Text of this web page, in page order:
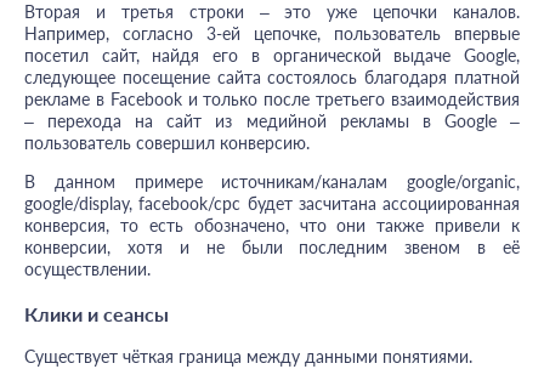
Вторая и третья строки – это уже цепочки каналов.
Например, согласно 3-ей цепочке, пользователь впервые
посетил сайт, найдя его в органической выдаче Google,
следующее посещение сайта состоялось благодаря платной
рекламе в Facebook и только после третьего взаимодействия
– перехода на сайт из медийной рекламы в Google –
пользователь совершил конверсию.
В данном примере источникам/каналам google/organic,
google/display, facebook/cpc будет засчитана ассоциированная
конверсия, то есть обозначено, что они также привели к
конверсии, хотя и не были последним звеном в её
осуществлении.
Клики и сеансы
Существует чёткая граница между данными понятиями.